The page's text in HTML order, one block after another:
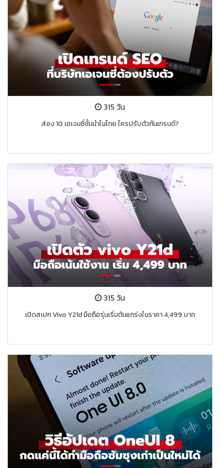
315 วัน
ส่อง 10 เอเจนซี่ชั้นนำในไทย ใครปรับตัวทันเทรนด์?
315 วัน
เปิดสเปก Vivo Y21d มือถือรุ่นเริ่มต้นแกร่งในราคา 4,499 บาท